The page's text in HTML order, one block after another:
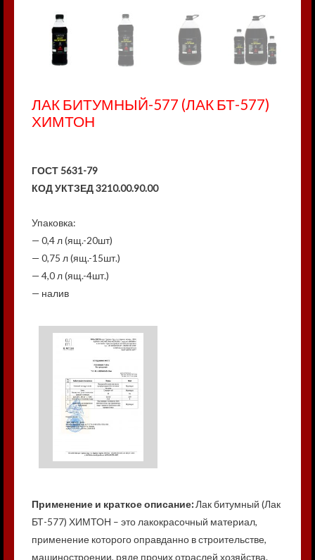
ЛАК БИТУМНЫЙ-577 (ЛАК БТ-577)
ХИМТОН
ГОСТ 5631-79
КОД УКТЗЕД 3210.00.90.00
Упаковка:
— 0,4 л (ящ.-20шт)
— 0,75 л (ящ.-15шт.)
— 4,0 л (ящ.-4шт.)
— налив
Применение и краткое описание: Лак битумный (Лак
БТ-577) ХИМТОН – это лакокрасочный материал,
применение которого оправданно в строительстве,
машиностроении, ряде прочих отраслей хозяйства.